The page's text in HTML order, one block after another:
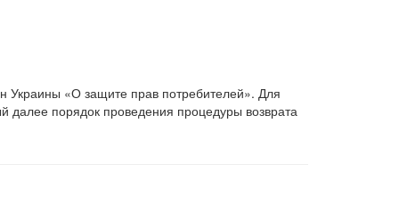
Украины «О защите прав потребителей». Для
далее порядок проведения процедуры возврата